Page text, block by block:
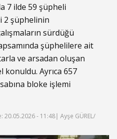
7 ilde 59 şüpheli
2 şüphelinin
sürdüğü
şüphelilere ait
ve arsadan oluşan
konuldu. Ayrıca 657
bloke işlemi
20.05.2026 - 11:48| Ayşe GÜREL/